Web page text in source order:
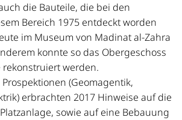
die Bauteile, die bei den
Bereich 1975 entdeckt worden
im Museum von Madinat al-Zahra
konnte so das Obergeschoss
rekonstruiert werden.
(Geomagentik,
erbrachten 2017 Hinweise auf die
sowie auf eine Bebauung